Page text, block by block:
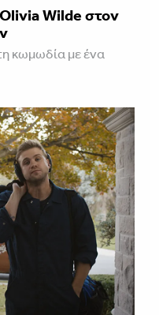
Wilde στον
κωμωδία με ένα